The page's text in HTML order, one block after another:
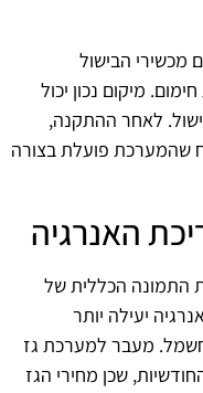
מכשירי הבישול
מיקום נכון יכול
לאחר ההתקנה,
שהמערכת פועלת בצורה
האנרגיה
התמונה הכללית של
יעילה יותר
חשמל. מעבר למערכת גז
שכן מחירי הגז